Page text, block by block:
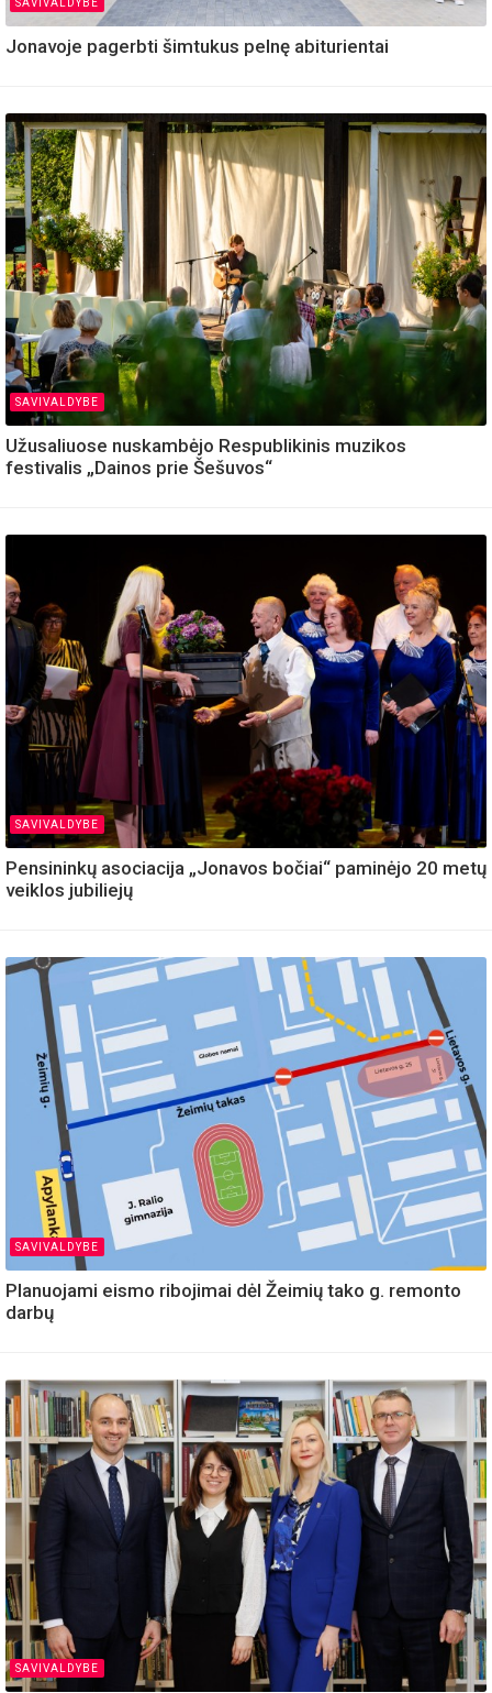
Jonavoje pagerbti šimtukus pelnę abiturientai
SAVIVALDYBE
Užusaliuose nuskambėjo Respublikinis muzikos
festivalis „Dainos prie Šešuvos“
SAVIVALDYBE
Pensininkų asociacija „Jonavos bočiai“ paminėjo 20 metų
veiklos jubiliejų
SAVIVALDYBE
Planuojami eismo ribojimai dėl Žeimių tako g. remonto
darbų
SAVIVALDYBE